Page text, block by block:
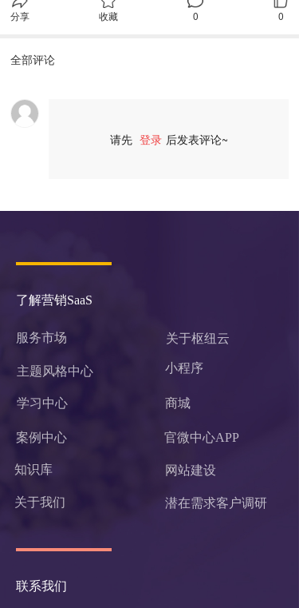
分享 收藏 0 0
全部评论
请先 登录 后发表评论~
了解营销SaaS
关于枢纽云
服务市场
主题风格中心 小程序
学习中心 商城
联系我们
案例中心 官微中心APP
知识库 网站建设
关于我们 潜在需求客户调研